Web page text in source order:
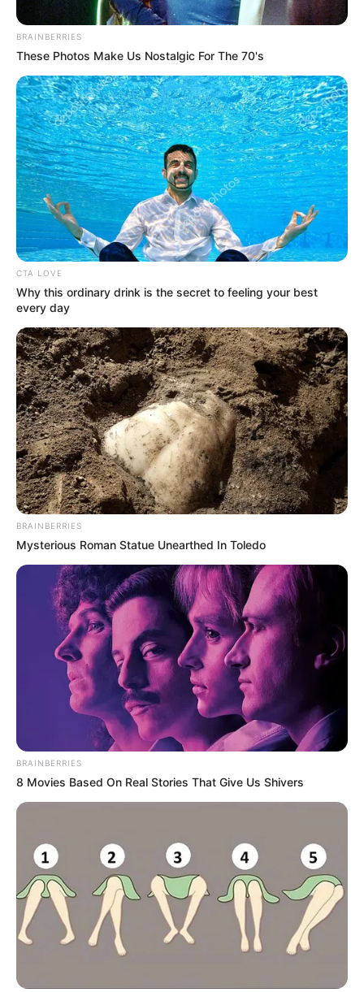
BUCARAMANGA
Refuerzan la seguridad en
Bucaramanga con 200 policías y
tecnología inteligente
BOYACÁ
En Tunja cogieron mal
con una tonelada de
marihuana en una
BELLO, ANTIOQUIA
Polémico operativo en
Bello: desalojaron familias
y tumbaron cuatro
viviendas
OPERATIVIDAD
Medellín apretó el paso:
megaoperativos dejaron
7.000 capturas y 14
toneladas de droga
incautadas
OPERATIVIDAD
Controles a la rumba en
Armenia deja sanciones,
vehículos inmovilizados y
locales cerrados
Cayó la pesada en
Blanquizal: suspendieron
tres construcciones
ilegales en la comuna 13
de Medellín
SAN ROQUE - ANTIOQUIA
BRAINBERRIES
These Photos Make Us Nostalgic For The 70's
CTA LOVE
Why this ordinary drink is the secret to feeling your best
every day
BRAINBERRIES
Mysterious Roman Statue Unearthed In Toledo
BRAINBERRIES
8 Movies Based On Real Stories That Give Us Shivers